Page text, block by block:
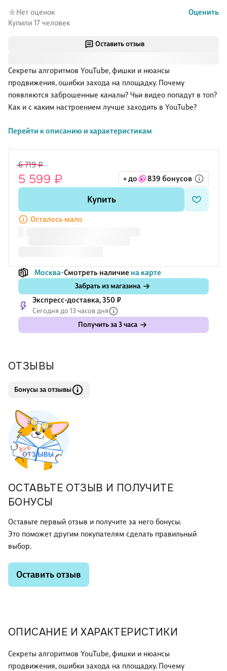
Оставить отзыв
Секреты алгоритмов YouTube, фишки и нюансы
продвижения, ошибки захода на площадку. Почему
появляются заброшенные каналы? Чьи видео попадут в топ?
Как и с каким настроением лучше заходить в YouTube?
Александр Борисов, известный эксперт по запускам и
Марк Бартон, Оскар Хартманн, Александр Дзидзария, Седа
Каспарова и многих других. В книге он рассказал о том, что
именно отличает искусных мастеров своего дела.
Доступность и расширенные возможности YouTube могут
Перейти к описанию и характеристикам
Нет оценок
Оценить
Купили 17 человек
6 719 ₽
5 599 ₽ + до 839 бонусов
Купить
Осталось мало
Москва Смотреть наличие на карте
Забрать из магазина
Экспресс-доставка, 350 ₽
Сегодня до 13 часов дня
Получить за 3 часа
ОПИСАНИЕ И ХАРАКТЕРИСТИКИ
Секреты алгоритмов YouTube, фишки и нюансы
продвижения, ошибки захода на площадку. Почему
ОТЗЫВЫ
Бонусы за отзывы
ОСТАВЬТЕ ОТЗЫВ И ПОЛУЧИТЕ
БОНУСЫ
Оставьте первый отзыв и получите за него бонусы.
Это поможет другим покупателям сделать правильный
выбор.
Оставить отзыв